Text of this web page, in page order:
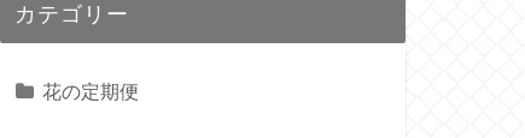
カテゴリー
花の定期便